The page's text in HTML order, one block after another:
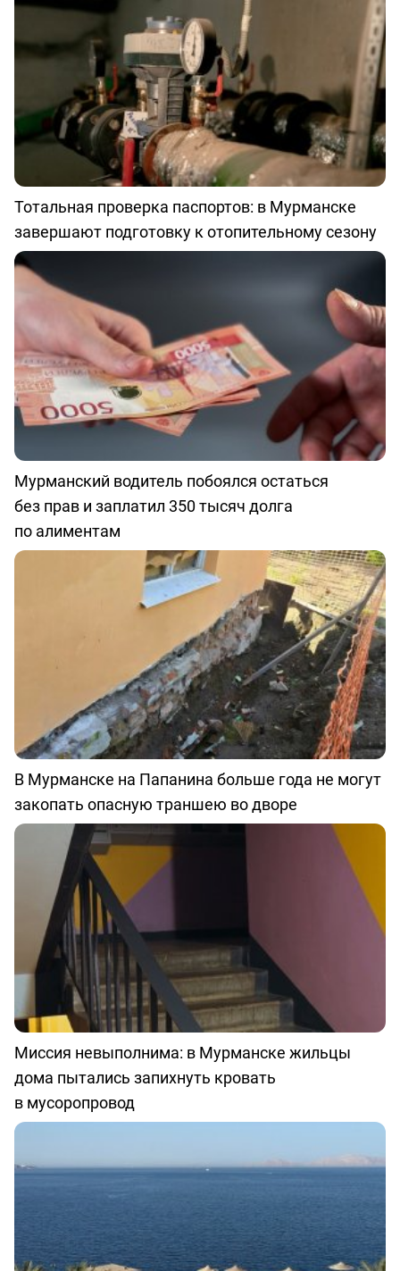
Тотальная проверка паспортов: в Мурманске
завершают подготовку к отопительному сезону
Мурманский водитель побоялся остаться
без прав и заплатил 350 тысяч долга
по алиментам
В Мурманске на Папанина больше года не могут
закопать опасную траншею во дворе
Миссия невыполнима: в Мурманске жильцы
дома пытались запихнуть кровать
в мусоропровод